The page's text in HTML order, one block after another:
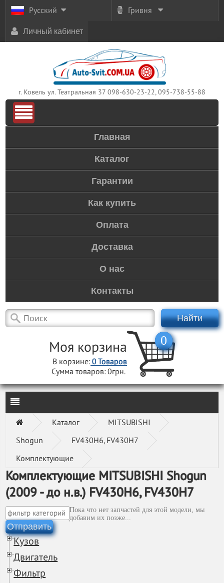
Русский Гривня
Личный кабинет
г. Ковель ул. Театральная 37 098-630-23-22, 095-738-55-88
Главная
Каталог
Гарантии
Как купить
Оплата
Доставка
О нас
Контакты
Найти
Моя корзина
В корзине:0Товаров
Сумма товаров:0грн.
0
Каталог
MITSUBISHI
Shogun
FV430H6, FV430H7
Комплектующие
Комплектующие MITSUBISHI Shogun
(2009 - до н.в.) FV430H6, FV430H7
Отправить
Кузов
Двигатель
Фильтр
Пока что нет запчастей для этой модели, мы
добавим их позже...